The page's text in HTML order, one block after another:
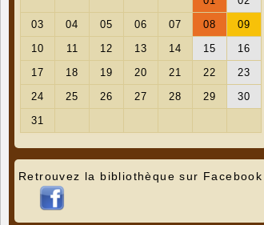
Retrouvez la bibliothèque sur Facebook